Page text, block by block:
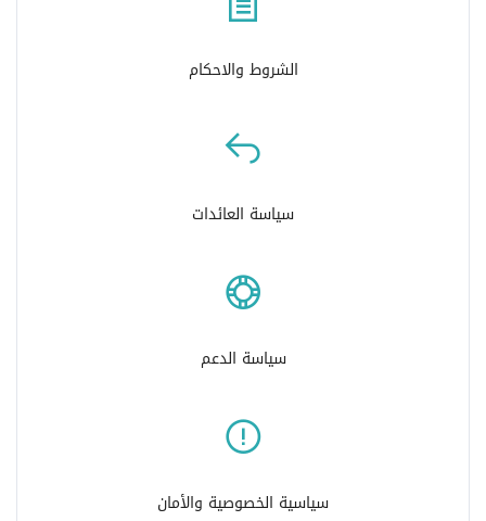
الشروط والاحكام
سياسة العائدات
سياسة الدعم
سياسية الخصوصية والأمان